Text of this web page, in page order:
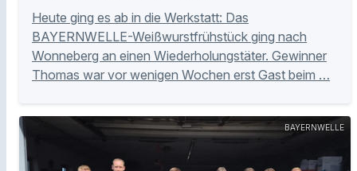
Heute ging es ab in die Werkstatt: Das
BAYERNWELLE-Weißwurstfrühstück ging nach
Wonneberg an einen Wiederholungstäter. Gewinner
Thomas war vor wenigen Wochen erst Gast beim …
BAYERNWELLE